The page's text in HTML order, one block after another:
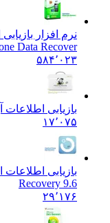
نرم افزار بازیابی
iPhone Data Recover
۵۸۴٬۰۲۳
بازیابی اطلاعات آیفون
۱۷٬۰۷۵
بازیابی اطلاعات از
Recovery 9.6
۲۹٬۱۷۶